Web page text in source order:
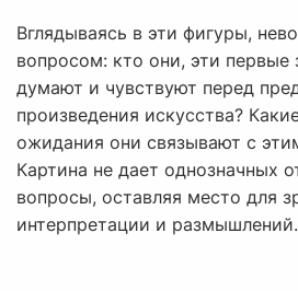
Вглядываясь в эти фигуры,
вопросом: кто они, эти первые
думают и чувствуют перед
произведения искусства?
ожидания они связывают с
Картина не дает однозначных
вопросы, оставляя место для
интерпретации и размышлений.